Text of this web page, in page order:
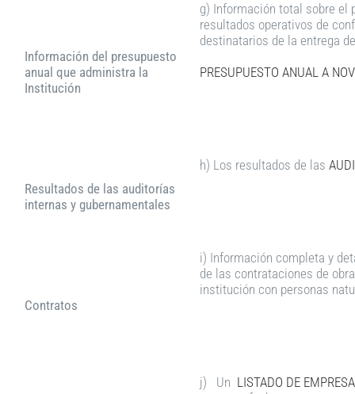
Información del presupuesto
anual que administra la
Institución
g) Información total sobre el
resultados operativos de
destinatarios de la entrega
PRESUPUESTO ANUAL A
Resultados de las auditorías
internas y gubernamentales
h) Los resultados de las
Contratos
i) Información completa y
de las contrataciones de
institución con personas
j) Un LISTADO DE